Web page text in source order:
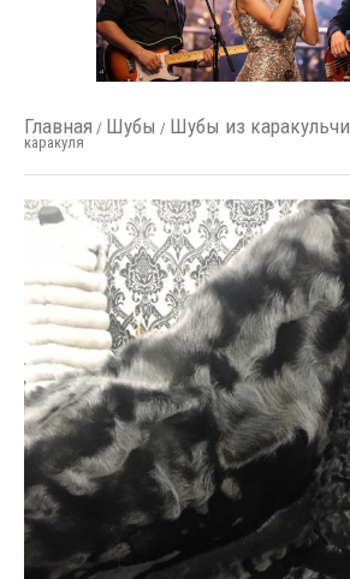
Главная / Шубы / Шубы из каракульчи
каракуля